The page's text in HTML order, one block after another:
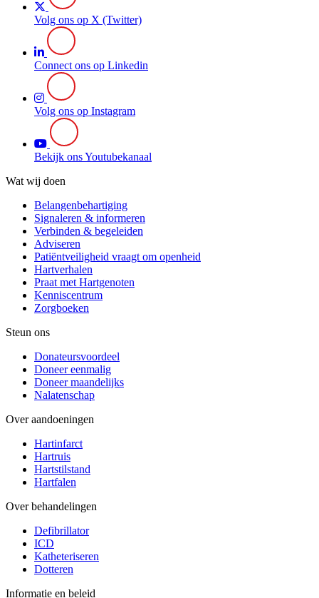
Volg ons op X (Twitter)
Connect ons op Linkedin
Volg ons op Instagram
Bekijk ons Youtubekanaal
Wat wij doen
Belangenbehartiging
Signaleren & informeren
Verbinden & begeleiden
Adviseren
Patiëntveiligheid vraagt om openheid
Hartverhalen
Praat met Hartgenoten
Kenniscentrum
Zorgboeken
Steun ons
Donateursvoordeel
Doneer eenmalig
Doneer maandelijks
Nalatenschap
Over aandoeningen
Hartinfarct
Hartruis
Hartstilstand
Hartfalen
Over behandelingen
Defibrillator
ICD
Katheteriseren
Dotteren
Informatie en beleid